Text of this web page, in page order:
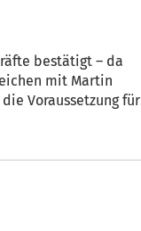
bestätigt – da